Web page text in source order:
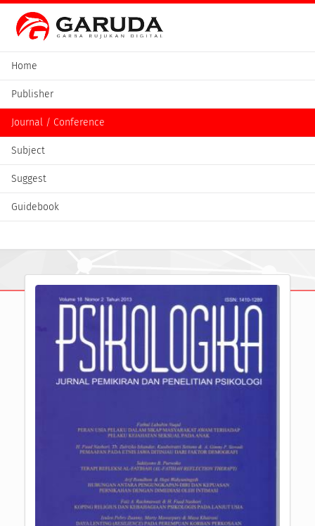
Home
Publisher
Journal / Conference
Subject
Suggest
Guidebook